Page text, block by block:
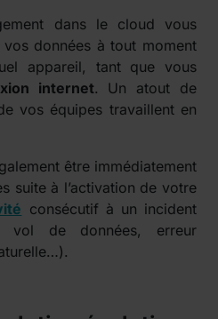
dans le cloud vous
vos données à tout moment
appareil, tant que vous
internet. Un atout de
vos équipes travaillent en
être immédiatement
suite à l’activation de votre
consécutif à un incident
vol de données, erreur